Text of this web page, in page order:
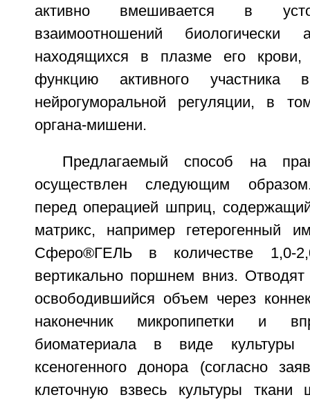
активно вмешивается в
взаимоотношений биологически
находящихся в плазме его
функцию активного
нейрогуморальной регуляции, в
органа-мишени.
Предлагаемый способ на
осуществлен следующим
перед операцией шприц,
матрикс, например гетерогенный
Сферо®ГЕЛЬ в количестве 1,0-
вертикально поршнем вниз.
освободившийся объем через
наконечник микропипетки и
биоматериала в виде культуры
ксеногенного донора (согласно
клеточную взвесь культуры ткани